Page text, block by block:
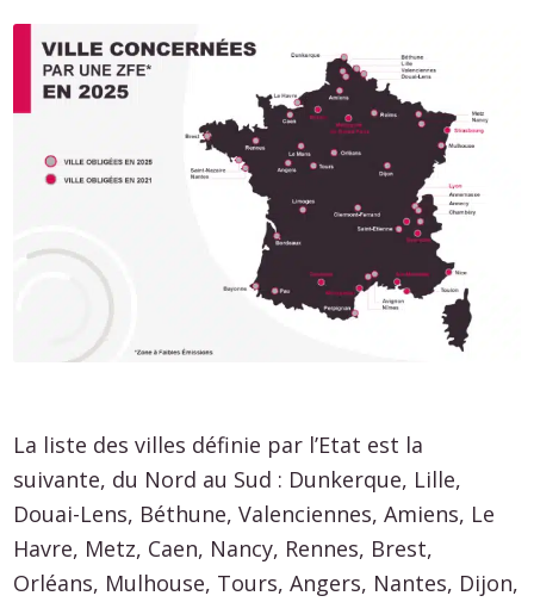
La liste des villes définie par l’Etat est la
suivante, du Nord au Sud : Dunkerque, Lille,
Douai-Lens, Béthune, Valenciennes, Amiens, Le
Havre, Metz, Caen, Nancy, Rennes, Brest,
Orléans, Mulhouse, Tours, Angers, Nantes, Dijon,